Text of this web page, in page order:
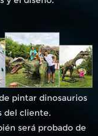
pintar dinosaurios
del cliente.
será probado de